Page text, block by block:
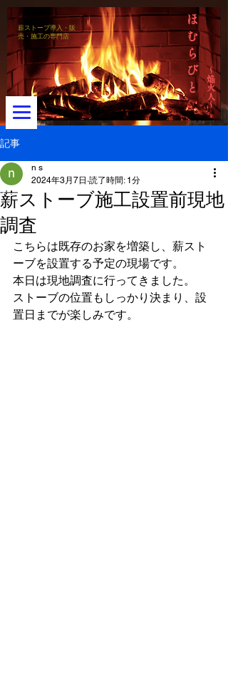
メニュー
薪ストーブ導入・販
売・施工の専門店
ほ
む
ら
び
と
～焔火人～
記事
薪ストーブ施工設置前現地
調査
n s
2024年3月7日 読了時間: 1分
こちらは既存のお家を増築し、薪スト
ーブを設置する予定の現場です。
本日は現地調査に行ってきました。
ストーブの位置もしっかり決まり、設
置日までが楽しみです。